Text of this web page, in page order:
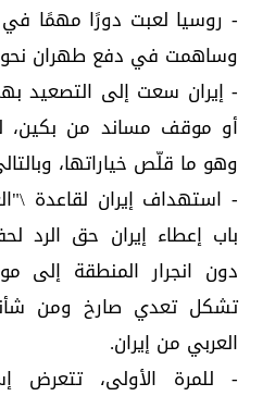
- روسيا لعبت دورًا مهمًا في
وساهمت في دفع طهران نحو
- إيران سعت إلى التصعيد
أو موقف مساند من بكين،
وهو ما قلّص خياراتها،
- استهداف إيران لقاعدة
باب إعطاء إيران حق الرد
دون انجرار المنطقة إلى
تشكل تعدي صارخ ومن
العربي من إيران.
- للمرة الأولى، تتعرض